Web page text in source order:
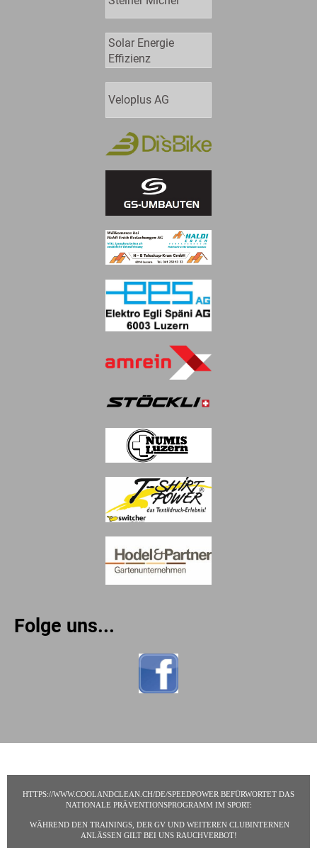
Solar Energie
Effizienz
Veloplus AG
Folge uns...
HTTPS://WWW.COOLANDCLEAN.CH/DE/SPEEDPOWER BEFÜRWORTET DAS
NATIONALE PRÄVENTIONSPROGRAMM IM SPORT:
WÄHREND DEN TRAININGS, DER GV UND WEITEREN CLUBINTERNEN
ANLÄSSEN GILT BEI UNS RAUCHVERBOT!